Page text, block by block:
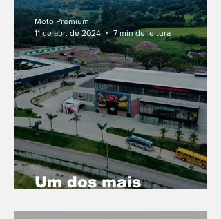
Um dos mais
Moto Premium
11 de abr. de 2024
7 min de leitura